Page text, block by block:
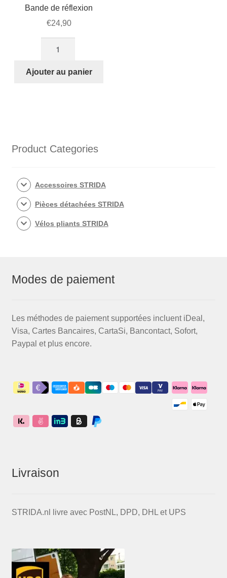
Bande de réflexion
€24,90
Bande
Ajouter au panier
Product Categories
Accessoires STRIDA
Pièces détachées STRIDA
Vélos pliants STRIDA
Modes de paiement
Les méthodes de paiement supportées incluent iDeal,
Visa, Cartes Bancaires, CartaSi, Bancontact, Sofort,
Paypal et plus encore.
Livraison
STRIDA.nl livre avec PostNL, DPD, DHL et UPS